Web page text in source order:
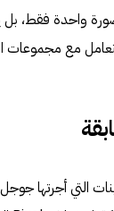
صورة واحدة
مع مجموعات
التي أجرتها